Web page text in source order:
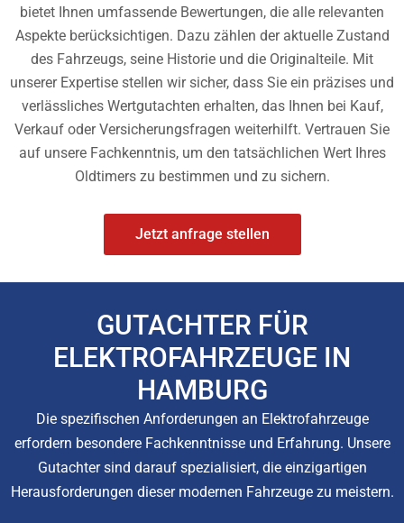
bietet Ihnen umfassende Bewertungen, die alle relevanten
Aspekte berücksichtigen. Dazu zählen der aktuelle Zustand
des Fahrzeugs, seine Historie und die Originalteile. Mit
unserer Expertise stellen wir sicher, dass Sie ein präzises und
verlässliches Wertgutachten erhalten, das Ihnen bei Kauf,
Verkauf oder Versicherungsfragen weiterhilft. Vertrauen Sie
auf unsere Fachkenntnis, um den tatsächlichen Wert Ihres
Oldtimers zu bestimmen und zu sichern.
Jetzt anfrage stellen
GUTACHTER FÜR
ELEKTROFAHRZEUGE IN
HAMBURG
Die spezifischen Anforderungen an Elektrofahrzeuge
erfordern besondere Fachkenntnisse und Erfahrung. Unsere
Gutachter sind darauf spezialisiert, die einzigartigen
Herausforderungen dieser modernen Fahrzeuge zu meistern.